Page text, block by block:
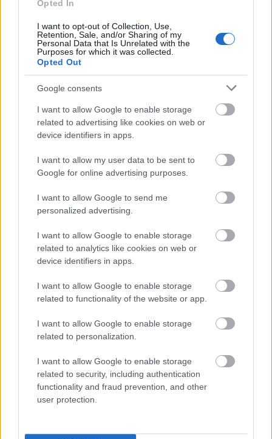
Opted In
I want to opt-out of Collection, Use,
Retention, Sale, and/or Sharing of my
Personal Data that Is Unrelated with the
Purposes for which it was collected.
Opted Out
Google consents
I want to allow Google to enable storage
related to advertising like cookies on web or
device identifiers in apps.
I want to allow my user data to be sent to
Google for online advertising purposes.
I want to allow Google to send me
personalized advertising.
I want to allow Google to enable storage
related to analytics like cookies on web or
device identifiers in apps.
I want to allow Google to enable storage
related to functionality of the website or app.
I want to allow Google to enable storage
related to personalization.
I want to allow Google to enable storage
related to security, including authentication
functionality and fraud prevention, and other
user protection.
annenplass sammenlagt, i klassen K19-20 bak
Magni Smedaas.
Debuten i verdenscupen kom på sprinten på
Lillehammer i 2014, der det ble en 32.plass. I
2015 tok Theodorsen sølv på sprinten under
U23-VM i Kazakstan.
Og i fjor ble hun Norgesmester på 10 km klassisk
på Gåsbu, det avgjørende resultatet for at hun fikk
Hun har startet et 60-tall ganger i verdenscupen,
og i desember 2022 var Silje Theodorsen på det
norske mixedlaget som vant stafetten på
Beitostølen. Der gikk hun sammen med Lotta
Udnes Weng, Mikael Gunnulfsen og Simen
Hegstad Krüger.
Men noen flere verdenscuprenn blir det altså ikke.